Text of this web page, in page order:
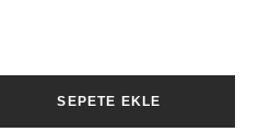
SEPETE EKLE